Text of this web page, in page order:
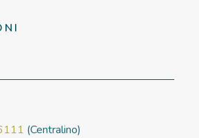
(Centralino)